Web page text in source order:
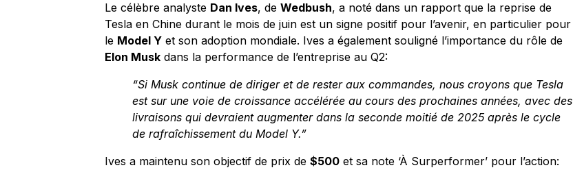
Le célèbre analyste Dan Ives, de Wedbush, a noté dans un rapport que la reprise de
Tesla en Chine durant le mois de juin est un signe positif pour l’avenir, en particulier pour
le Model Y et son adoption mondiale. Ives a également souligné l’importance du rôle de
Elon Musk dans la performance de l’entreprise au Q2:
“Si Musk continue de diriger et de rester aux commandes, nous croyons que Tesla
est sur une voie de croissance accélérée au cours des prochaines années, avec des
livraisons qui devraient augmenter dans la seconde moitié de 2025 après le cycle
de rafraîchissement du Model Y.”
Ives a maintenu son objectif de prix de $500 et sa note ‘À Surperformer’ pour l’action: